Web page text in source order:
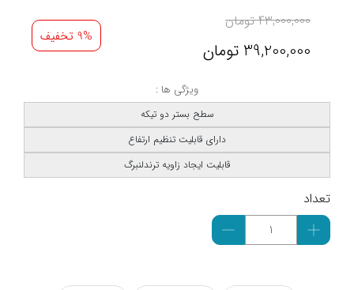
43,000,000تومان
39,200,000 تومان
9% تخفیف
ویژگی ها :
سطح بستر دو تیکه
دارای قابلیت تنظیم ارتفاع
قابلیت ایجاد زاویه ترندلنبرگ
تعداد